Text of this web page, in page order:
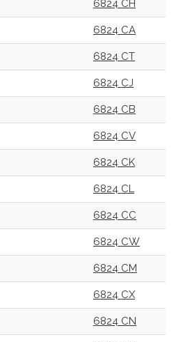
6824 CH
6824 CA
6824 CT
6824 CJ
6824 CB
6824 CV
6824 CK
6824 CL
6824 CC
6824 CW
6824 CM
6824 CX
6824 CN